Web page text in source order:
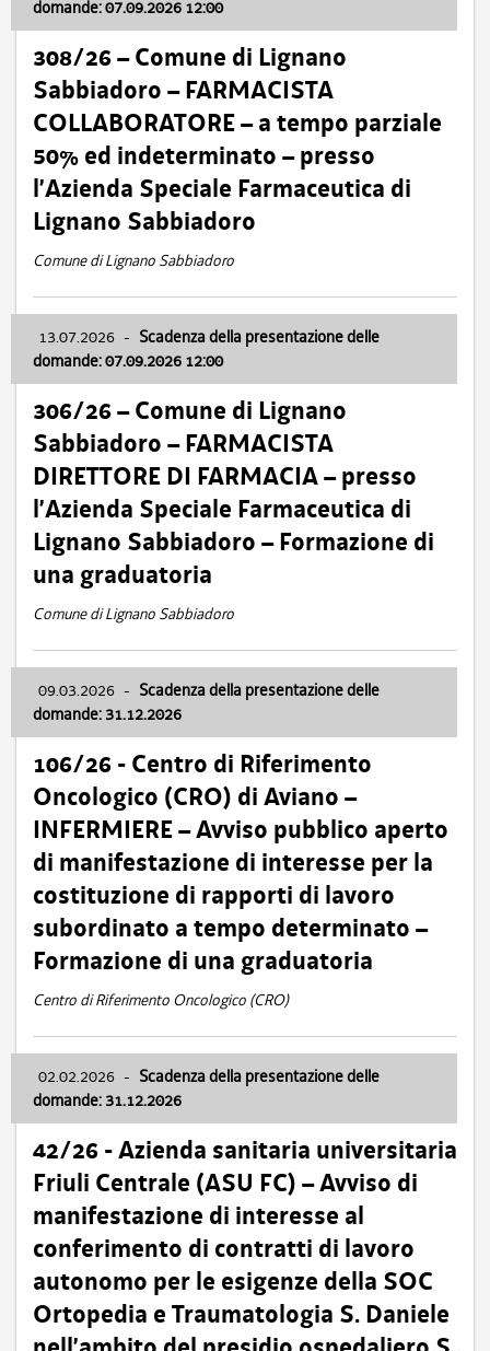
domande: 07.09.2026 12:00
308/26 – Comune di Lignano
Sabbiadoro – FARMACISTA
COLLABORATORE – a tempo parziale
50% ed indeterminato – presso
l’Azienda Speciale Farmaceutica di
Lignano Sabbiadoro
Comune di Lignano Sabbiadoro
13.07.2026 - Scadenza della presentazione delle
domande: 07.09.2026 12:00
306/26 – Comune di Lignano
Sabbiadoro – FARMACISTA
DIRETTORE DI FARMACIA – presso
l’Azienda Speciale Farmaceutica di
Lignano Sabbiadoro – Formazione di
una graduatoria
Comune di Lignano Sabbiadoro
09.03.2026 - Scadenza della presentazione delle
domande: 31.12.2026
106/26 - Centro di Riferimento
Oncologico (CRO) di Aviano –
INFERMIERE – Avviso pubblico aperto
di manifestazione di interesse per la
costituzione di rapporti di lavoro
subordinato a tempo determinato –
Formazione di una graduatoria
Centro di Riferimento Oncologico (CRO)
02.02.2026 - Scadenza della presentazione delle
domande: 31.12.2026
42/26 - Azienda sanitaria universitaria
Friuli Centrale (ASU FC) – Avviso di
manifestazione di interesse al
conferimento di contratti di lavoro
autonomo per le esigenze della SOC
Ortopedia e Traumatologia S. Daniele